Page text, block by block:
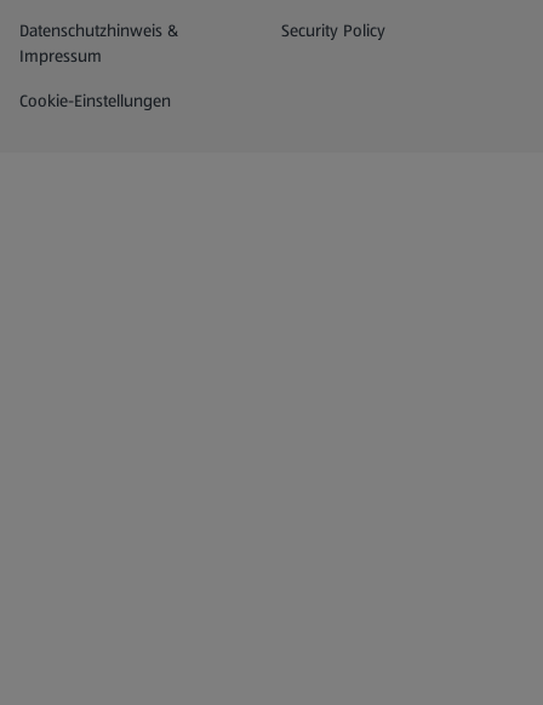
Datenschutz- und Richtlinienmenü
Datenschutzhinweis &
Impressum
Security Policy
(öffnet in einem neuen Tab)
Cookie-Einstellungen